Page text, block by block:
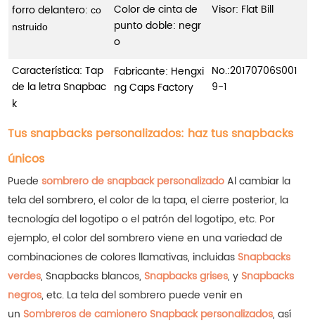
forro delantero: co
nstruido
Color de cinta de
punto doble: negr
o
Visor: Flat Bill
Característica: Tap
de la letra Snapbac
k
Fabricante: Hengxi
ng Caps Factory
No.:20170706S001
9-1
Tus snapbacks personalizados: haz tus snapbacks
únicos
Puede sombrero de snapback personalizadoAl cambiar la
tela del sombrero, el color de la tapa, el cierre posterior, la
tecnología del logotipo o el patrón del logotipo, etc. Por
ejemplo, el color del sombrero viene en una variedad de
combinaciones de colores llamativas, incluidas Snapbacks
verdes, Snapbacks blancos, Snapbacks grises, y Snapbacks
negros, etc. La tela del sombrero puede venir en
un Sombreros de camionero Snapback personalizados, así